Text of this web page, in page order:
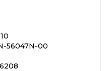
56047N-00